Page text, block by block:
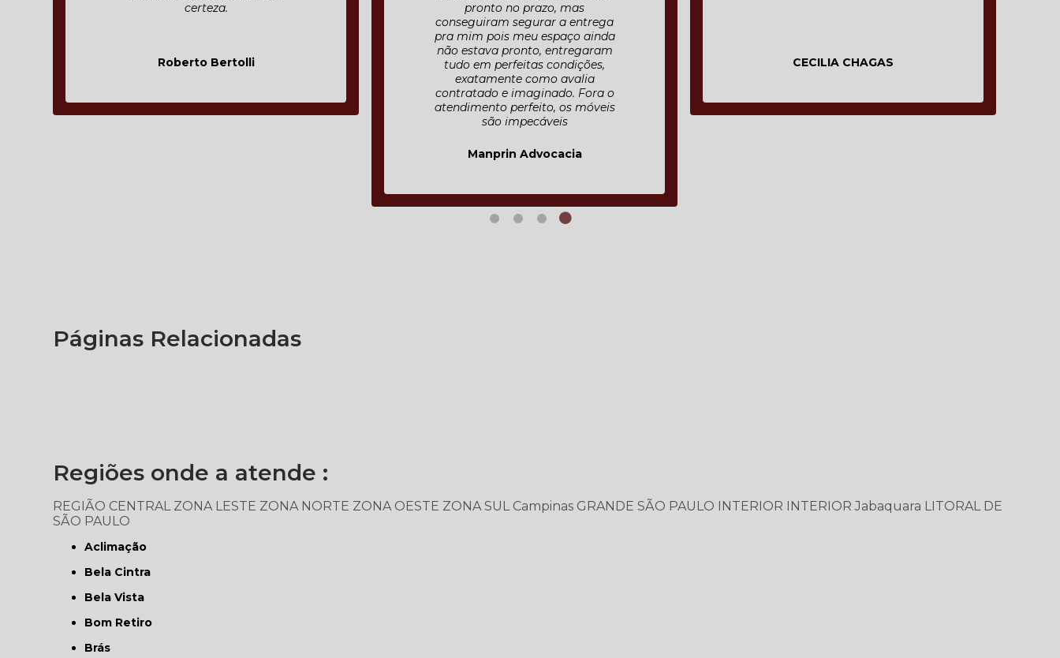
certeza.
Roberto Bertolli
pronto no prazo, mas
conseguiram segurar a entrega
pra mim pois meu espaço ainda
não estava pronto, entregaram
tudo em perfeitas condições,
exatamente como avalia
contratado e imaginado. Fora o
atendimento perfeito, os móveis
são impecáveis
Manprin Advocacia
CECILIA CHAGAS
Páginas Relacionadas
Regiões onde a atende :
REGIÃO CENTRAL ZONA LESTE ZONA NORTE ZONA OESTE ZONA SUL Campinas GRANDE SÃO PAULO INTERIOR INTERIOR Jabaquara LITORAL DE
SÃO PAULO
Aclimação
Bela Cintra
Bela Vista
Bom Retiro
Brás